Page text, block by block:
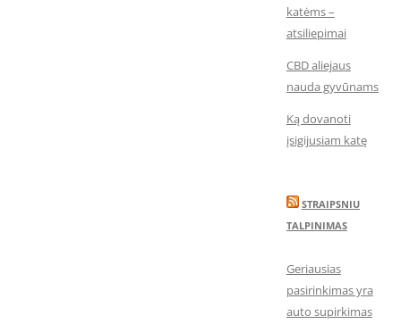
katėms –
atsiliepimai
CBD aliejaus
nauda gyvūnams
Ką dovanoti
įsigijusiam katę
STRAIPSNIU
TALPINIMAS
Geriausias
pasirinkimas yra
auto supirkimas